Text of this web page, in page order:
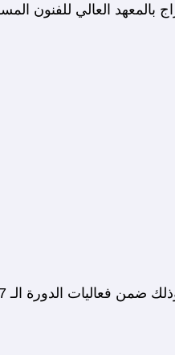
بالمعهد العالي للفنون
الـ 17 من مهرجان المسرح المصري.